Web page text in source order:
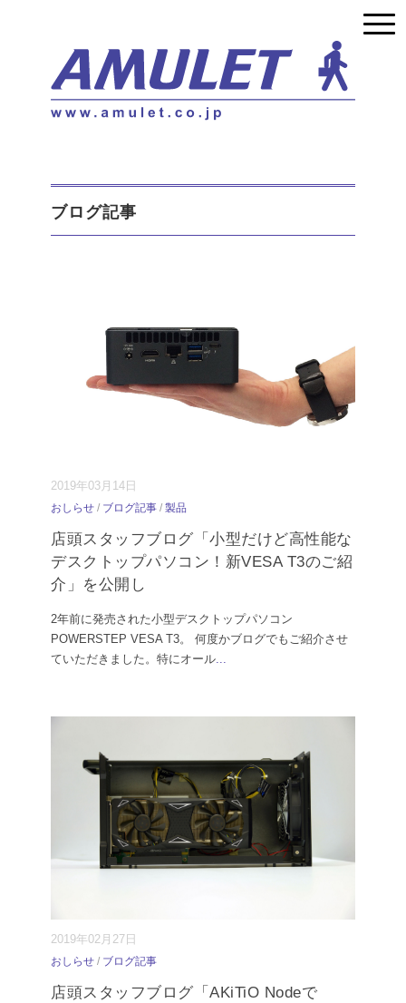
ブログ記事
2019年03月14日
おしらせ / ブログ記事 / 製品
店頭スタッフブログ「小型だけど高性能な
デスクトップパソコン！新VESA T3のご紹
介」を公開し
2年前に発売された小型デスクトップパソコン
POWERSTEP VESA T3。 何度かブログでもご紹介させ
ていただきました。特にオール...
2019年02月27日
おしらせ / ブログ記事
店頭スタッフブログ「AKiTiO Nodeで